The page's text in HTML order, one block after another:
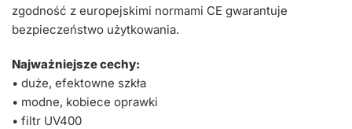
zgodność z europejskimi normami CE gwarantuje
bezpieczeństwo użytkowania.
Najważniejsze cechy:
• duże, efektowne szkła
• modne, kobiece oprawki
• filtr UV400